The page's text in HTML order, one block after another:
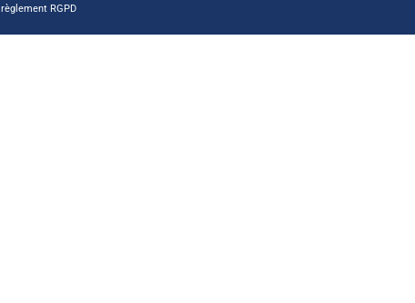
règlement RGPD